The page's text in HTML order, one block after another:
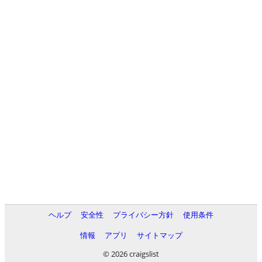
ヘルプ 安全性 プライバシー方針
使用条件
情報
アプリ
サイトマップ
© 2026 craigslist